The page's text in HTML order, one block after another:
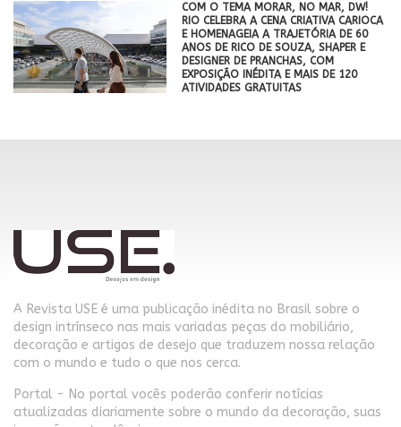
COM O TEMA MORAR, NO MAR, DW!
RIO CELEBRA A CENA CRIATIVA CARIOCA
E HOMENAGEIA A TRAJETÓRIA DE 60
ANOS DE RICO DE SOUZA, SHAPER E
DESIGNER DE PRANCHAS, COM
EXPOSIÇÃO INÉDITA E MAIS DE 120
ATIVIDADES GRATUITAS
A Revista USE é uma publicação inédita no Brasil sobre o
design intrínseco nas mais variadas peças do mobiliário,
decoração e artigos de desejo que traduzem nossa relação
com o mundo e tudo o que nos cerca.
Portal - No portal vocês poderão conferir notícias
atualizadas diariamente sobre o mundo da decoração, suas